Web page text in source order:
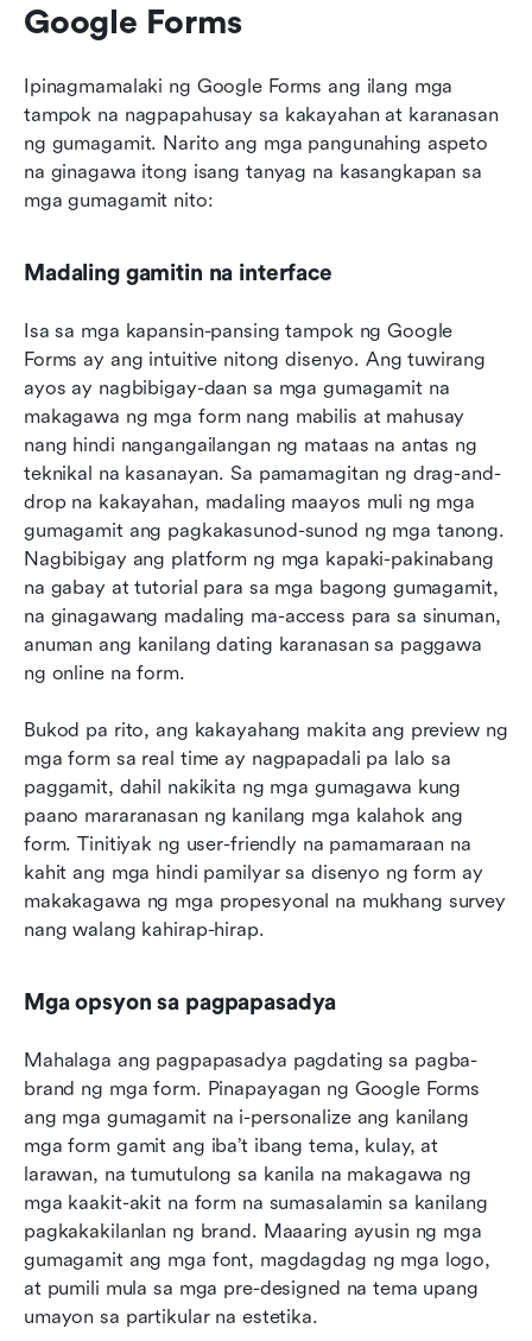
Google Forms
Ipinagmamalaki ng Google Forms ang ilang mga
tampok na nagpapahusay sa kakayahan at karanasan
ng gumagamit. Narito ang mga pangunahing aspeto
na ginagawa itong isang tanyag na kasangkapan sa
mga gumagamit nito:
Madaling gamitin na interface
Isa sa mga kapansin-pansing tampok ng Google
Forms ay ang intuitive nitong disenyo. Ang tuwirang
ayos ay nagbibigay-daan sa mga gumagamit na
makagawa ng mga form nang mabilis at mahusay
nang hindi nangangailangan ng mataas na antas ng
teknikal na kasanayan. Sa pamamagitan ng drag-and-
drop na kakayahan, madaling maayos muli ng mga
gumagamit ang pagkakasunod-sunod ng mga tanong.
Nagbibigay ang platform ng mga kapaki-pakinabang
na gabay at tutorial para sa mga bagong gumagamit,
na ginagawang madaling ma-access para sa sinuman,
anuman ang kanilang dating karanasan sa paggawa
ng online na form.
Bukod pa rito, ang kakayahang makita ang preview ng
mga form sa real time ay nagpapadali pa lalo sa
paggamit, dahil nakikita ng mga gumagawa kung
paano mararanasan ng kanilang mga kalahok ang
form. Tinitiyak ng user-friendly na pamamaraan na
kahit ang mga hindi pamilyar sa disenyo ng form ay
makakagawa ng mga propesyonal na mukhang survey
nang walang kahirap-hirap.
Mga opsyon sa pagpapasadya
Mahalaga ang pagpapasadya pagdating sa pagba-
brand ng mga form. Pinapayagan ng Google Forms
ang mga gumagamit na i-personalize ang kanilang
mga form gamit ang iba’t ibang tema, kulay, at
larawan, na tumutulong sa kanila na makagawa ng
mga kaakit-akit na form na sumasalamin sa kanilang
pagkakakilanlan ng brand. Maaaring ayusin ng mga
gumagamit ang mga font, magdagdag ng mga logo,
at pumili mula sa mga pre-designed na tema upang
umayon sa partikular na estetika.